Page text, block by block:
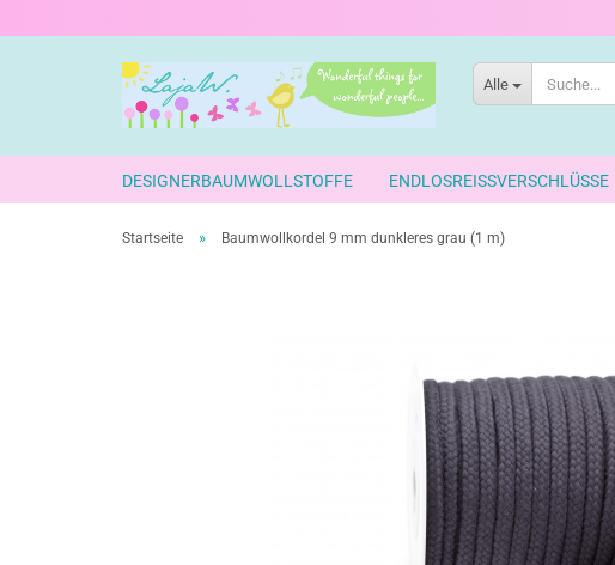
Alle
DESIGNERBAUMWOLLSTOFFE ENDLOSREISSVERSCHLÜSSE
Startseite » Baumwollkordel 9 mm dunkleres grau (1 m)